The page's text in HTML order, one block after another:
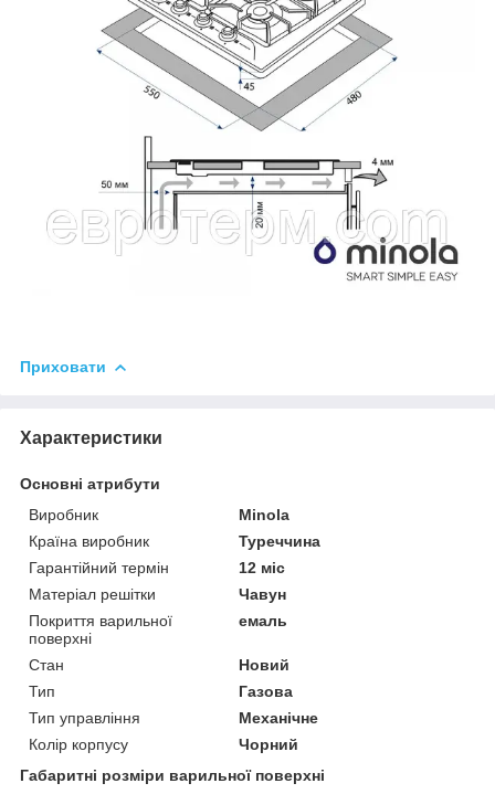
Приховати
Характеристики
Основні атрибути
Виробник
Minola
Країна виробник
Туреччина
Гарантійний термін
12 міс
Матеріал решітки
Чавун
Покриття варильної
поверхні
емаль
Стан
Новий
Тип
Газова
Тип управління
Механічне
Колір корпусу
Чорний
Габаритні розміри варильної поверхні